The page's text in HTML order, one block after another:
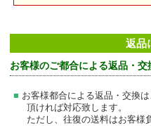
返品
お客様のご都合による返品・交
お客様都合による返品・交換
頂ければ対応致します。
ただし、往復の送料はお客様